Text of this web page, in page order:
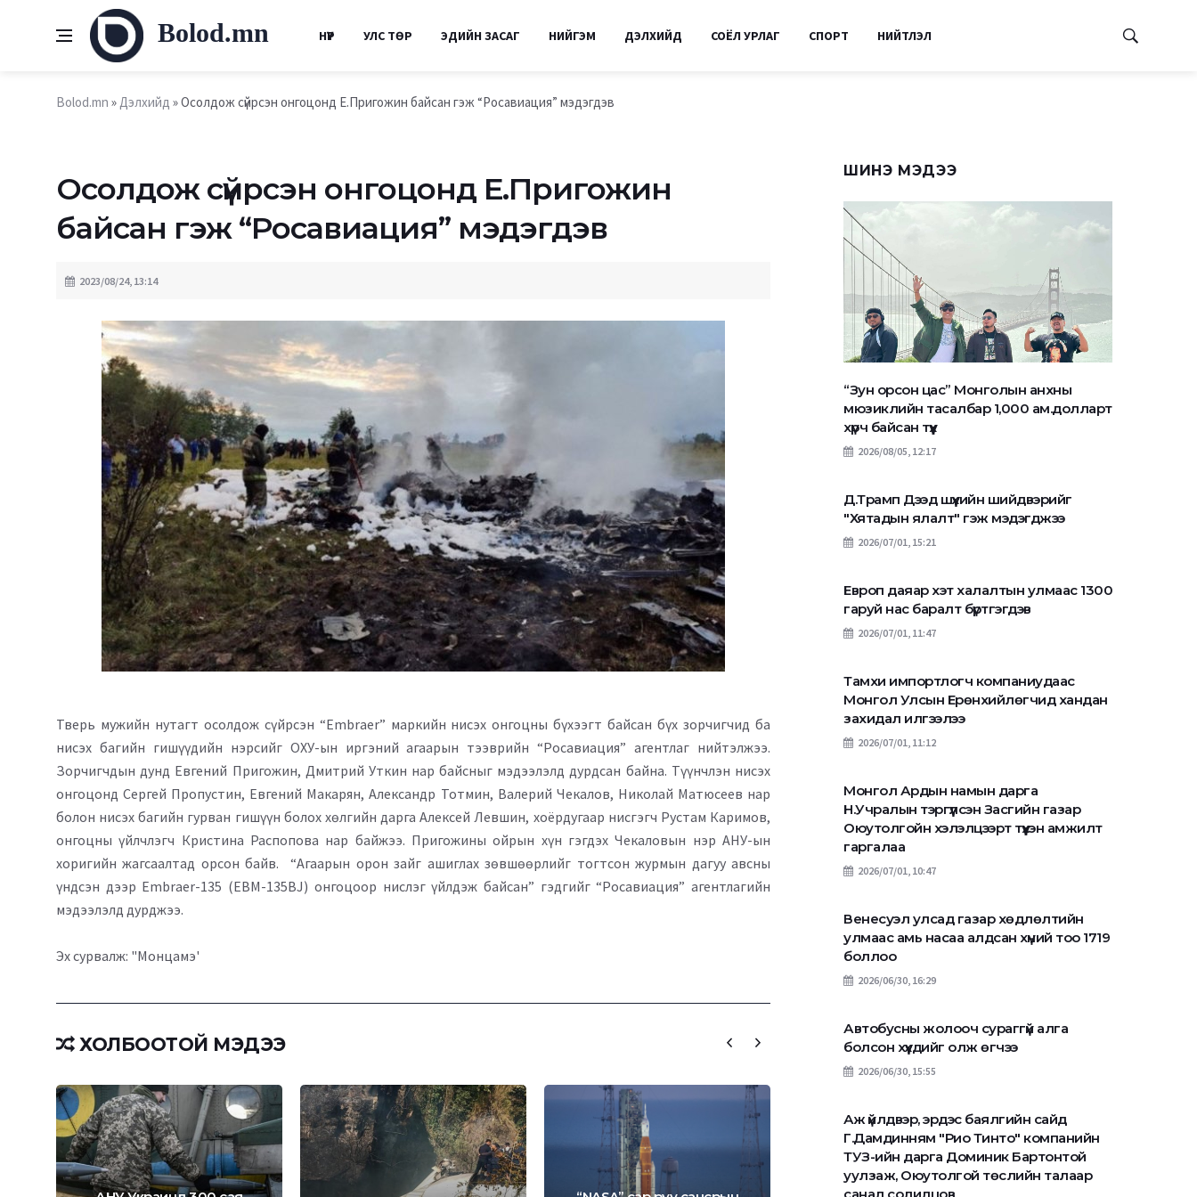
Bolod.mn НҮҮР УЛС ТӨР ЭДИЙН ЗАСАГ НИЙГЭМ ДЭЛХИЙД СОЁЛ УРЛАГ СПОРТ НИЙТЛЭЛ
Bolod.mn »Дэлхийд » Осолдож сүйрсэн онгоцонд Е.Пригожин байсан гэж “Росавиация” мэдэгдэв
Осолдож сүйрсэн онгоцонд Е.Пригожин
байсан гэж “Росавиация” мэдэгдэв
2023/08/24, 13:14
Тверь мужийн нутагт осолдож сүйрсэн “Embraer” маркийн нисэх онгоцны бүхээгт байсан бүх зорчигчид ба
нисэх багийн гишүүдийн нэрсийг ОХУ-ын иргэний агаарын тээврийн “Росавиация” агентлаг нийтэлжээ.
Зорчигчдын дунд Евгений Пригожин, Дмитрий Уткин нар байсныг мэдээлэлд дурдсан байна. Түүнчлэн нисэх
онгоцонд Сергей Пропустин, Евгений Макарян, Александр Тотмин, Валерий Чекалов, Николай Матюсеев нар
болон нисэх багийн гурван гишүүн болох хөлгийн дарга Алексей Левшин, хоёрдугаар нисгэгч Рустам Каримов,
онгоцны үйлчлэгч Кристина Распопова нар байжээ. Пригожины ойрын хүн гэгдэх Чекаловын нэр АНУ-ын
хоригийн жагсаалтад орсон байв. “Агаарын орон зайг ашиглах зөвшөөрлийг тогтсон журмын дагуу авсны
үндсэн дээр Embraer-135 (EBM-135BJ) онгоцоор нислэг үйлдэж байсан” гэдгийг “Росавиация” агентлагийн
мэдээлэлд дурджээ.
Эх сурвалж: "Монцамэ'
ХОЛБООТОЙ МЭДЭЭ
БАЛБАД ОНГОЦ
ШИНЭ МЭДЭЭ
“Зун орсон цас” Монголын анхны
мюзиклийн тасалбар 1,000 ам.долларт
хүрч байсан түүх
2026/08/05, 12:17
Д.Трамп Дээд шүүхийн шийдвэрийг
"Хятадын ялалт" гэж мэдэгджээ
2026/07/01, 15:21
Европ даяар хэт халалтын улмаас 1300
гаруй нас баралт бүртгэгдэв
2026/07/01, 11:47
Тамхи импортлогч компаниудаас
Монгол Улсын Ерөнхийлөгчид хандан
захидал илгээлээ
2026/07/01, 11:12
Монгол Ардын намын дарга
Н.Учралын тэргүүлсэн Засгийн газар
Оюутолгойн хэлэлцээрт түүхэн амжилт
гаргалаа
2026/07/01, 10:47
Венесуэл улсад газар хөдлөлтийн
улмаас амь насаа алдсан хүний тоо 1719
боллоо
2026/06/30, 16:29
Автобусны жолооч сураггүй алга
болсон хүүхдийг олж өгчээ
2026/06/30, 15:55
Аж үйлдвэр, эрдэс баялгийн сайд
Г.Дамдинням "Рио Тинто" компанийн
ТУЗ-ийн дарга Доминик Бартонтой
уулзаж, Оюутолгой төслийн талаар